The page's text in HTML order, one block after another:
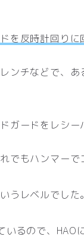
を反時計回り
ンチなどで、あ
ガードをレシ
もハンマーで
うレベルでした。
るので、HAO